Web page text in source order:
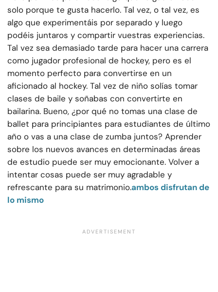
solo porque te gusta hacerlo. Tal vez, o tal vez, es
algo que experimentáis por separado y luego
podéis juntaros y compartir vuestras experiencias.
Tal vez sea demasiado tarde para hacer una carrera
como jugador profesional de hockey, pero es el
momento perfecto para convertirse en un
aficionado al hockey. Tal vez de niño solías tomar
clases de baile y soñabas con convertirte en
bailarina. Bueno, ¿por qué no tomas una clase de
ballet para principiantes para estudiantes de último
año o vas a una clase de zumba juntos? Aprender
sobre los nuevos avances en determinadas áreas
de estudio puede ser muy emocionante. Volver a
intentar cosas puede ser muy agradable y
refrescante para su matrimonio.ambos disfrutan de
lo mismo